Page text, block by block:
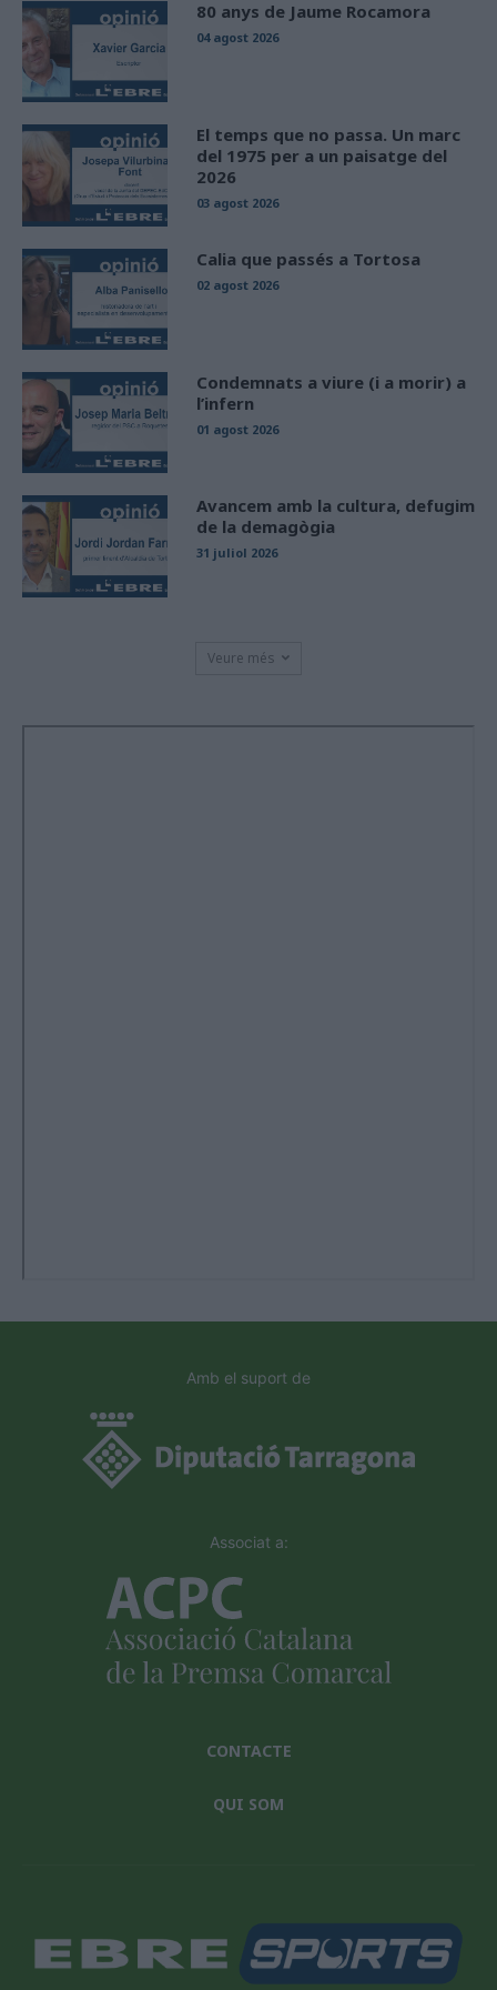
80 anys de Jaume Rocamora
04 agost 2026
El temps que no passa. Un marc
del 1975 per a un paisatge del
2026
03 agost 2026
Calia que passés a Tortosa
02 agost 2026
Condemnats a viure (i a morir) a
l’infern
01 agost 2026
Avancem amb la cultura, defugim
de la demagògia
31 juliol 2026
Veure més
Amb el suport de
Associat a:
CONTACTE
QUI SOM